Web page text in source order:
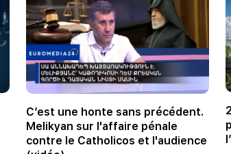
C’est une honte sans précédent.
Melikyan sur l'affaire pénale
contre le Catholicos et l'audience